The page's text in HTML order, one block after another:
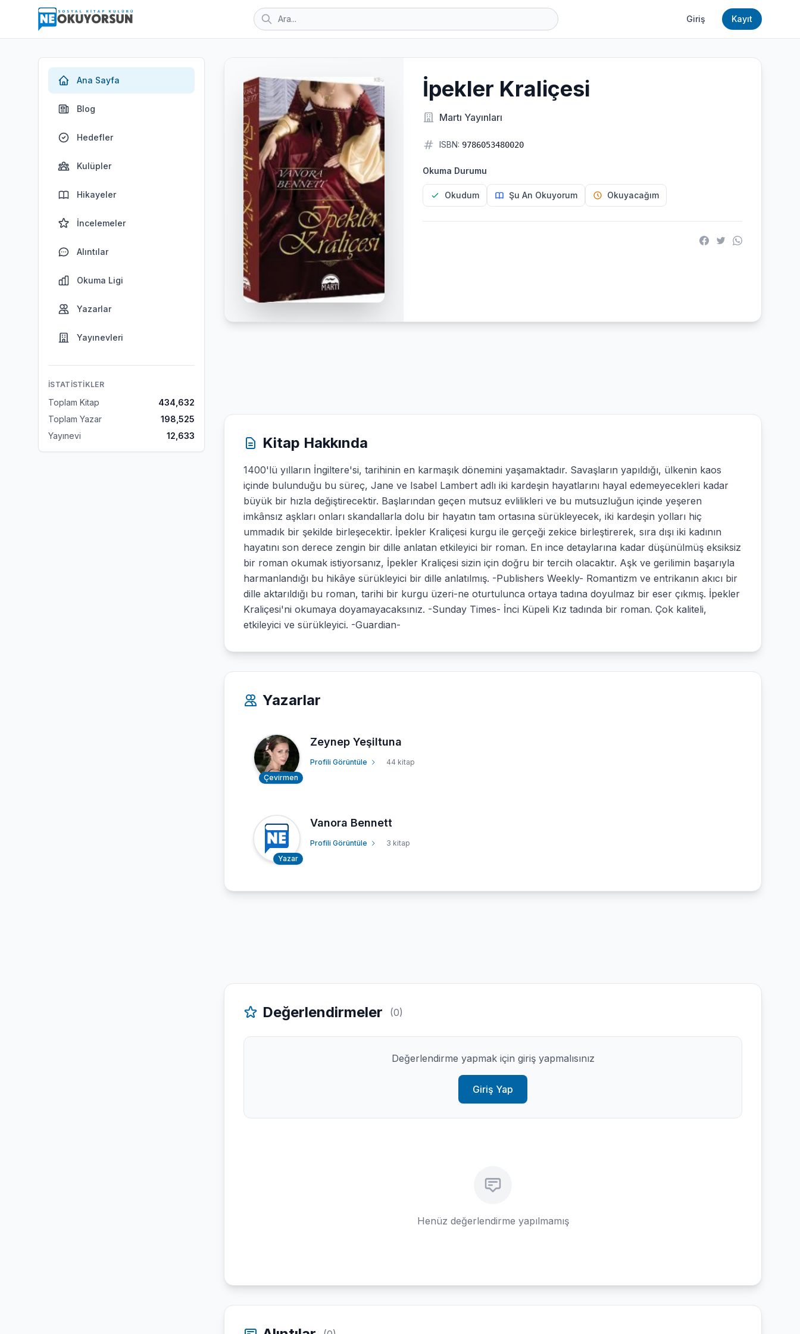
Giriş Kayıt
Ana Sayfa
Blog
Hedefler
Kulüpler
Hikayeler
İncelemeler
Alıntılar
Okuma Ligi
Yazarlar
Yayınevleri
İSTATISTIKLER
Toplam Kitap
434,632
Toplam Yazar
198,525
Yayınevi
12,633
İpekler Kraliçesi
Martı Yayınları
ISBN: 9786053480020
Okuma Durumu
Okudum Şu An Okuyorum Okuyacağım
Kitap Hakkında
1400'lü yılların İngiltere'si, tarihinin en karmaşık dönemini yaşamaktadır. Savaşların yapıldığı, ülkenin kaos
içinde bulunduğu bu süreç, Jane ve Isabel Lambert adlı iki kardeşin hayatlarını hayal edemeyecekleri kadar
büyük bir hızla değiştirecektir. Başlarından geçen mutsuz evlilikleri ve bu mutsuzluğun içinde yeşeren
imkânsız aşkları onları skandallarla dolu bir hayatın tam ortasına sürükleyecek, iki kardeşin yolları hiç
ummadık bir şekilde birleşecektir. İpekler Kraliçesi kurgu ile gerçeği zekice birleştirerek, sıra dışı iki kadının
hayatını son derece zengin bir dille anlatan etkileyici bir roman. En ince detaylarına kadar düşünülmüş eksiksiz
bir roman okumak istiyorsanız, İpekler Kraliçesi sizin için doğru bir tercih olacaktır. Aşk ve gerilimin başarıyla
harmanlandığı bu hikâye sürükleyici bir dille anlatılmış. -Publishers Weekly- Romantizm ve entrikanın akıcı bir
dille aktarıldığı bu roman, tarihi bir kurgu üzeri-ne oturtulunca ortaya tadına doyulmaz bir eser çıkmış. İpekler
Kraliçesi'ni okumaya doyamayacaksınız. -Sunday Times- İnci Küpeli Kız tadında bir roman. Çok kaliteli,
etkileyici ve sürükleyici. -Guardian-
Yazarlar
Çevirmen
Zeynep Yeşiltuna
Profili Görüntüle 44 kitap
Yazar
Vanora Bennett
Profili Görüntüle 3 kitap
Değerlendirmeler (0)
Değerlendirme yapmak için giriş yapmalısınız
Giriş Yap
Henüz değerlendirme yapılmamış